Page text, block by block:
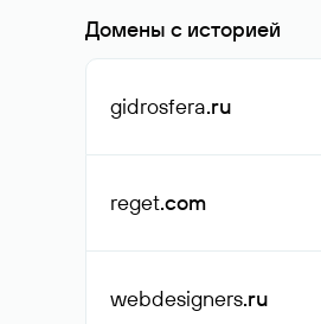
Домены с историей
gidrosfera.ru
reget.com
webdesigners.ru